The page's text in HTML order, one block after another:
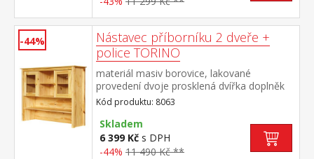
-44%
Nástavec příborníku 2 dveře +
police TORINO
materiál masiv borovice, lakované
provedení dvoje prosklená dvířka doplněk
příborníku TORINO 8062
Kód produktu: 8063
Skladem
6 399 Kč s DPH
-44% 11 490 Kč **